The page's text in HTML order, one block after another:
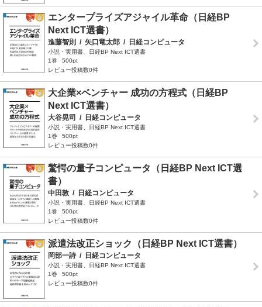
エンタープライズアジャイル革命（日経BP
Next ICT選書）
進藤智則 / 矢口竜太郎 / 日経コンピュータ
小説・実用書、日経BP Next ICT選書
1巻
500pt
レビュー投稿数0件
大企業×ベンチャー 成功の方程式（日経BP
Next ICT選書）
大谷晃司 / 日経コンピュータ
小説・実用書、日経BP Next ICT選書
1巻
500pt
レビュー投稿数0件
驚愕の量子コンピュータ（日経BP Next ICT選
書）
中田敦 / 日経コンピュータ
小説・実用書、日経BP Next ICT選書
1巻
500pt
レビュー投稿数0件
派遣法改正ショック（日経BP Next ICT選書）
岡部一詩 / 日経コンピュータ
小説・実用書、日経BP Next ICT選書
1巻
500pt
レビュー投稿数0件